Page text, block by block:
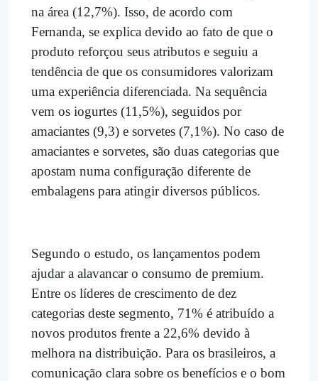
na área (12,7%). Isso, de acordo com
Fernanda, se explica devido ao fato de que o
produto reforçou seus atributos e seguiu a
tendência de que os consumidores valorizam
uma experiência diferenciada. Na sequência
vem os iogurtes (11,5%), seguidos por
amaciantes (9,3) e sorvetes (7,1%). No caso de
amaciantes e sorvetes, são duas categorias que
apostam numa configuração diferente de
embalagens para atingir diversos públicos.
Segundo o estudo, os lançamentos podem
ajudar a alavancar o consumo de premium.
Entre os líderes de crescimento de dez
categorias deste segmento, 71% é atribuído a
novos produtos frente a 22,6% devido à
melhora na distribuição. Para os brasileiros, a
comunicação clara sobre os benefícios e o bom